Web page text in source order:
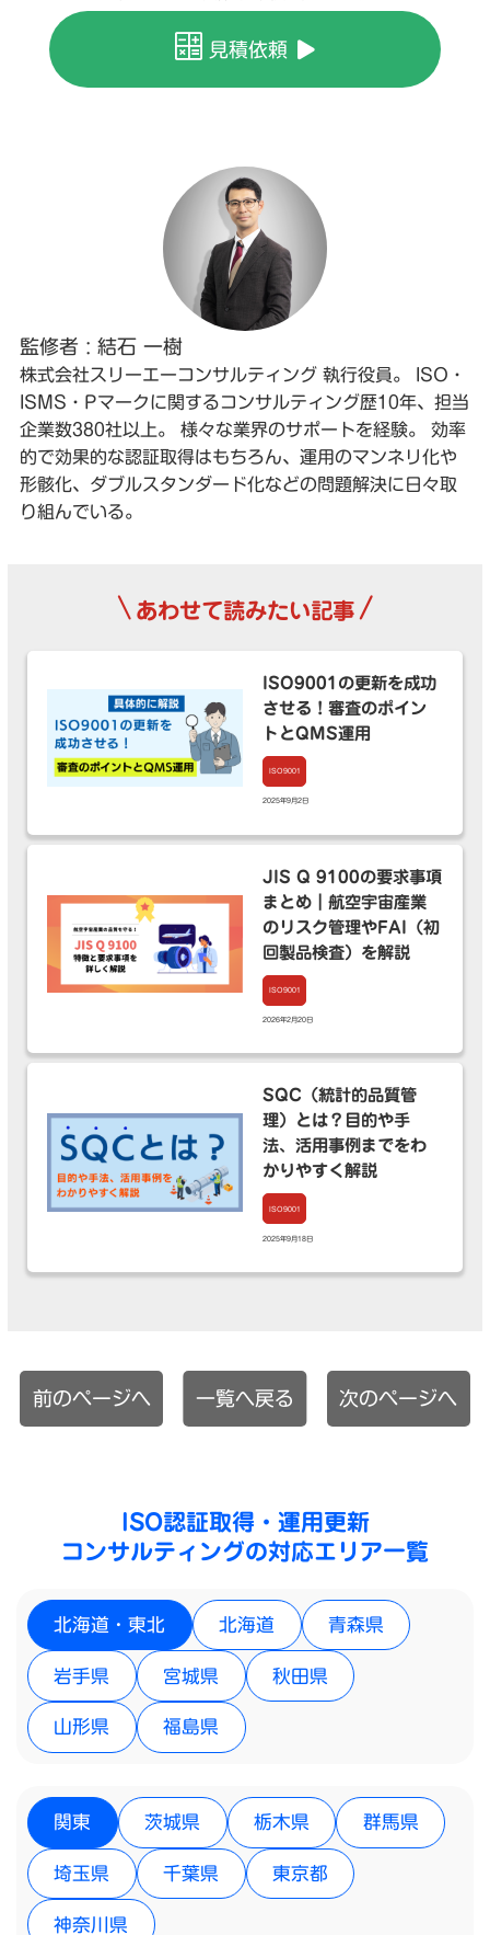
見積依頼
監修者 : 結石 一樹
株式会社スリーエーコンサルティング 執行役員。 ISO・
ISMS・Pマークに関するコンサルティング歴10年、担当
企業数380社以上。 様々な業界のサポートを経験。 効率
的で効果的な認証取得はもちろん、運用のマンネリ化や
形骸化、ダブルスタンダード化などの問題解決に日々取
り組んでいる。
\ あわせて読みたい記事 /
ISO9001
2025年9月2日
ISO9001の更新を成功
させる！審査のポイン
トとQMS運用
ISO9001
2026年2月20日
JIS Q 9100の要求事項
まとめ｜航空宇宙産業
のリスク管理やFAI（初
回製品検査）を解説
ISO9001
2025年9月18日
SQC（統計的品質管
理）とは？目的や手
法、活用事例までをわ
かりやすく解説
前のページへ 一覧へ戻る 次のページへ
ISO認証取得・運用更新
コンサルティングの対応エリア一覧
北海道・東北 北海道 青森県
岩手県 宮城県 秋田県
山形県 福島県
関東 茨城県 栃木県 群馬県
埼玉県 千葉県 東京都
神奈川県